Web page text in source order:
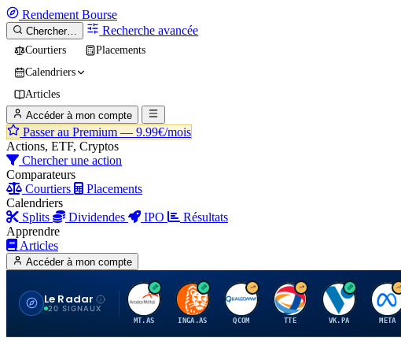
Rendement Bourse
Chercher… Recherche avancée
Courtiers
Placements
Calendriers
Articles
Accéder à mon compte
Passer au Premium — 9.99€/mois
Actions, ETF, Cryptos
Chercher une action
Comparateurs
Courtiers
Placements
Calendriers
Splits
Dividendes IPO
Résultats
Apprendre
Articles
Accéder à mon compte
Le Radar
20 SIGNAUX
A
MT.AS
I
INGA.AS
Q
QCOM
T
TTE
V
VK.PA
M
META